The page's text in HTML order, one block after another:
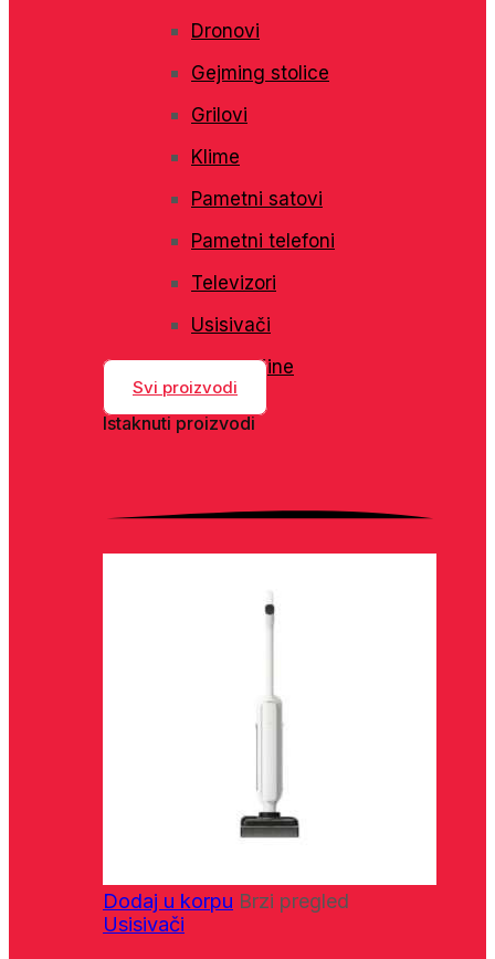
Dronovi
Gejming stolice
Grilovi
Klime
Pametni satovi
Pametni telefoni
Televizori
Usisivači
Veš mašine
Svi proizvodi
Istaknuti proizvodi
Dodaj u korpu Brzi pregled
Usisivači